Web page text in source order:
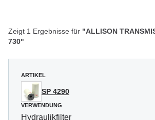
Zeigt 1 Ergebnisse für "ALLISON
730"
ARTIKEL
SP 4290
VERWENDUNG
Hydraulikfilter